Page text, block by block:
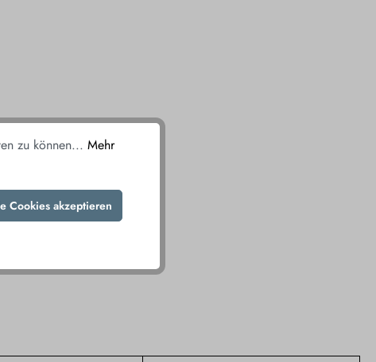
zu können... Mehr
Cookies akzeptieren